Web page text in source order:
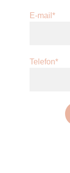
E-mail*
Telefon*